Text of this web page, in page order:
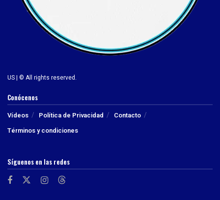
US | © All rights reserved.
Conócenos
Vídeos Política de Privacidad
Contacto
Términos y condiciones
Síguenos en las redes